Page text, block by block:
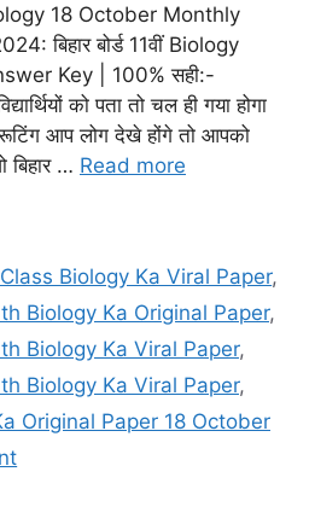
18 October Monthly
बिहार बोर्ड 11वीं Biology
Key | 100% सही:-
को पता तो चल ही गया होगा
रूटिंग आप लोग देखे होंगे तो आपको
बिहार … Read more
Biology Ka Viral Paper,
Biology Ka Original Paper,
Biology Ka Viral Paper,
Biology Ka Viral Paper,
Original Paper 18 October